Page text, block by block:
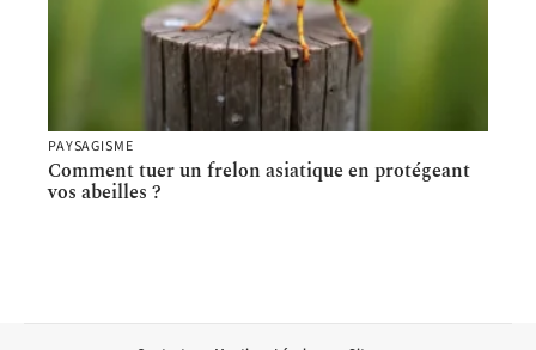
PAYSAGISME
Comment tuer un frelon asiatique en protégeant
vos abeilles ?